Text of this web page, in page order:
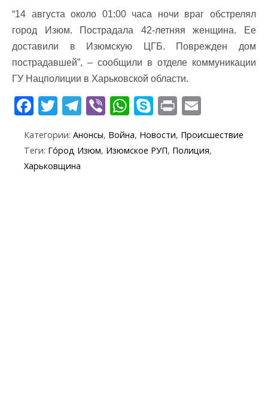
“14 августа около 01:00 часа ночи враг обстрелял
город Изюм. Пострадала 42-летняя женщина. Ее
доставили в Изюмскую ЦГБ. Поврежден дом
пострадавшей”, – сообщили в отделе коммуникации
ГУ Нацполиции в Харьковской области.
F
e
b
T
itt
er
T
e
Vi
er
W
at
S
y
Pr
t ai
Категории: Анонсы, Война, Новости, Происшествие
Теги: Го́род Изюм, Изюмское РУП, Полиция,
Харьковщина